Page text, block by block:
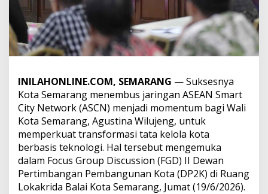
INILAHONLINE.COM, SEMARANG — Suksesnya
Kota Semarang menembus jaringan ASEAN Smart
City Network (ASCN) menjadi momentum bagi Wali
Kota Semarang, Agustina Wilujeng, untuk
memperkuat transformasi tata kelola kota
berbasis teknologi. Hal tersebut mengemuka
dalam Focus Group Discussion (FGD) II Dewan
Pertimbangan Pembangunan Kota (DP2K) di Ruang
Lokakrida Balai Kota Semarang, Jumat (19/6/2026).